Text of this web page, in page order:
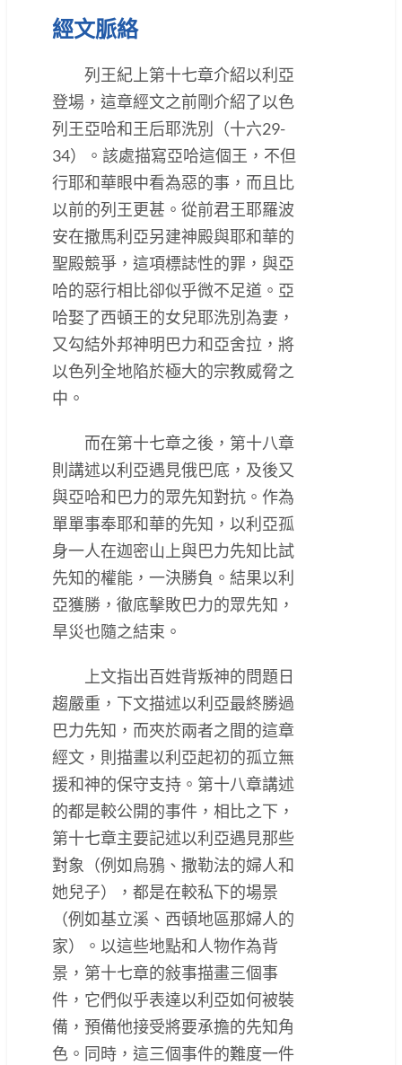
經文脈絡
列王紀上第十七章介紹以利亞
登場，這章經文之前剛介紹了以色
列王亞哈和王后耶洗別（十六29-
34）。該處描寫亞哈這個王，不但
行耶和華眼中看為惡的事，而且比
以前的列王更甚。從前君王耶羅波
安在撒馬利亞另建神殿與耶和華的
聖殿競爭，這項標誌性的罪，與亞
哈的惡行相比卻似乎微不足道。亞
哈娶了西頓王的女兒耶洗別為妻，
又勾結外邦神明巴力和亞舍拉，將
以色列全地陷於極大的宗教威脅之
中。
而在第十七章之後，第十八章
則講述以利亞遇見俄巴底，及後又
與亞哈和巴力的眾先知對抗。作為
單單事奉耶和華的先知，以利亞孤
身一人在迦密山上與巴力先知比試
先知的權能，一決勝負。結果以利
亞獲勝，徹底擊敗巴力的眾先知，
旱災也隨之結束。
上文指出百姓背叛神的問題日
趨嚴重，下文描述以利亞最終勝過
巴力先知，而夾於兩者之間的這章
經文，則描畫以利亞起初的孤立無
援和神的保守支持。第十八章講述
的都是較公開的事件，相比之下，
第十七章主要記述以利亞遇見那些
對象（例如烏鴉、撒勒法的婦人和
她兒子），都是在較私下的場景
（例如基立溪、西頓地區那婦人的
家）。以這些地點和人物作為背
景，第十七章的敍事描畫三個事
件，它們似乎表達以利亞如何被裝
備，預備他接受將要承擔的先知角
色。同時，這三個事件的難度一件